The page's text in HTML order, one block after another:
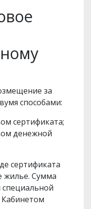
за
способами:
сертификата;
денежной
сертификата
жилье. Сумма
специальной